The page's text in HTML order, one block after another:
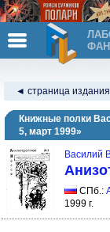
◄ страница издания
Книжные полки
5, март 1999»
Василий
СПб.:
1999 г.